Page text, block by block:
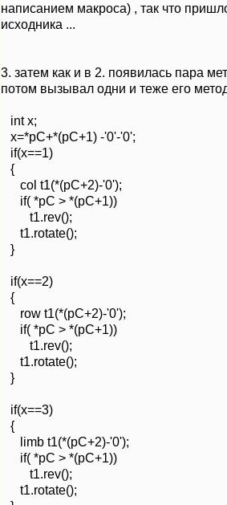
написанием макроса) , так что
исходника ...
3. затем как и в 2. появилась пара
потом вызывал одни и теже его
int x;
x=*pC+*(pC+1) -'0'-'0';
if(x==1)
{
col t1(*(pC+2)-'0');
if( *pC > *(pC+1))
t1.rev();
t1.rotate();
}
if(x==2)
{
row t1(*(pC+2)-'0');
if( *pC > *(pC+1))
t1.rev();
t1.rotate();
}
if(x==3)
{
limb t1(*(pC+2)-'0');
if( *pC > *(pC+1))
t1.rev();
t1.rotate();